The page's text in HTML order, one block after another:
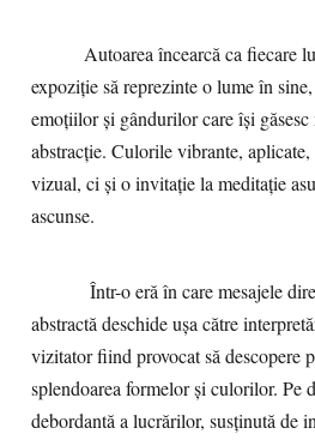
Autoarea încearcă ca fiecare
expoziție să reprezinte o lume în
emoțiilor și gândurilor care își găsesc
abstracție. Culorile vibrante,
vizual, ci și o invitație la meditație
ascunse.
Într-o eră în care mesajele
abstractă deschide ușa către
vizitator fiind provocat să descopere
splendoarea formelor și culorilor. Pe
debordantă a lucrărilor, susținută de